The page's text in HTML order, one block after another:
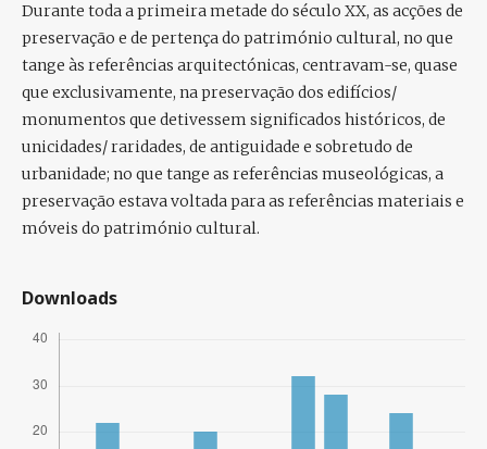
Durante toda a primeira metade do século XX, as acções de
preservação e de pertença do património cultural, no que
tange às referências arquitectónicas, centravam-se, quase
que exclusivamente, na preservação dos edifícios/
monumentos que detivessem significados históricos, de
unicidades/ raridades, de antiguidade e sobretudo de
urbanidade; no que tange as referências museológicas, a
preservação estava voltada para as referências materiais e
móveis do património cultural.
Downloads